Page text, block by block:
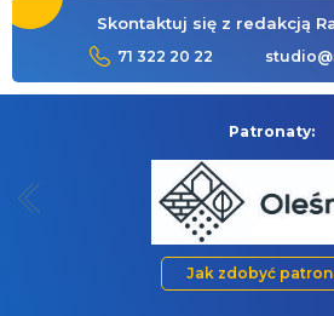
Skontaktuj się z redakcją
71 322 20 22
Patronaty:
Jak zdobyć